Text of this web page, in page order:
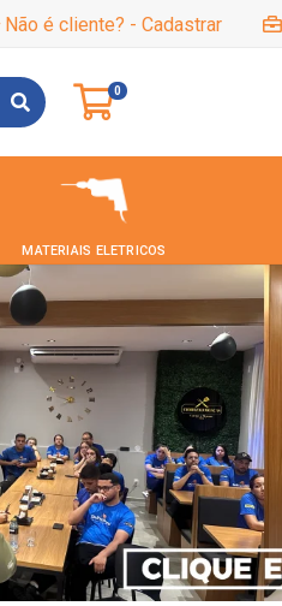
Não é cliente? - Cadastrar
0
MATERIAIS ELETRICOS